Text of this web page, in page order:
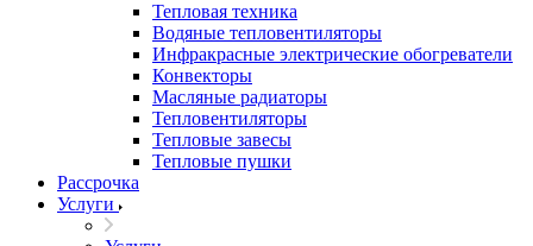
Тепловая техника
Водяные тепловентиляторы
Инфракрасные электрические обогреватели
Конвекторы
Масляные радиаторы
Тепловентиляторы
Тепловые завесы
Тепловые пушки
Рассрочка
Услуги